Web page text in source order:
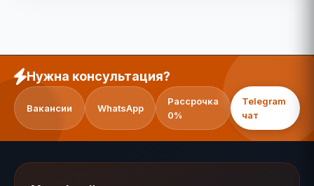
Нужна консультация?
Вакансии WhatsApp
Рассрочка
0%
Telegram
чат